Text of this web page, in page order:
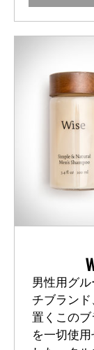
男性用グ
チブラン
置くこの
を一切使